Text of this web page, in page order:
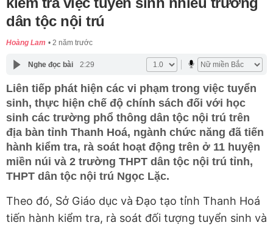
dân tộc nội trú
Hoàng Lam 2 năm trước
Nghe đọc bài 2:29
Liên tiếp phát hiện các vi phạm trong việc tuyển
sinh, thực hiện chế độ chính sách đối với học
sinh các trường phổ thông dân tộc nội trú trên
địa bàn tỉnh Thanh Hoá, ngành chức năng đã tiến
hành kiểm tra, rà soát hoạt động trên ở 11 huyện
miền núi và 2 trường THPT dân tộc nội trú tỉnh,
THPT dân tộc nội trú Ngọc Lặc.
Theo đó, Sở Giáo dục và Đạo tạo tỉnh Thanh Hoá
tiến hành kiểm tra, rà soát đối tượng tuyển sinh và